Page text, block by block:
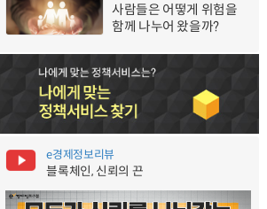
사람들은 어떻게 위험을
함께 나누어 왔을까?
e경제정보리뷰
블록체인, 신뢰의 끈